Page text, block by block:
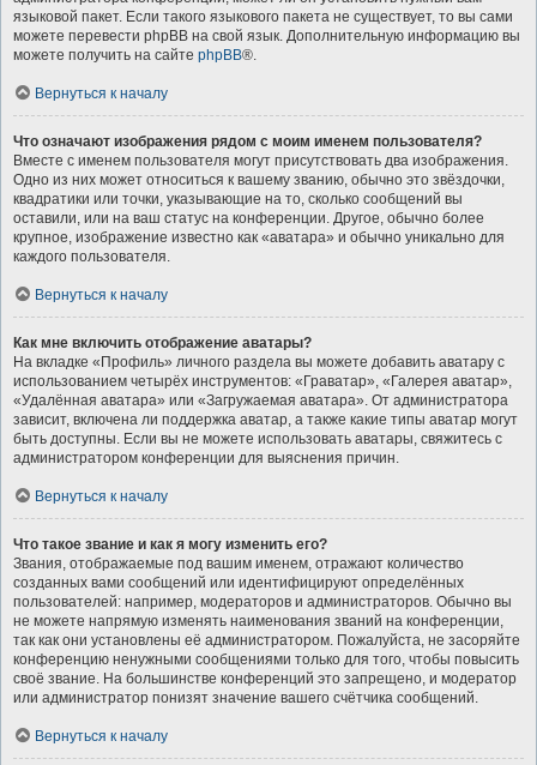
языковой пакет. Если такого языкового пакета не существует, то вы сами
можете перевести phpBB на свой язык. Дополнительную информацию вы
можете получить на сайте phpBB®.
Вернуться к началу
Что означают изображения рядом с моим именем пользователя?
Вместе с именем пользователя могут присутствовать два изображения.
Одно из них может относиться к вашему званию, обычно это звёздочки,
квадратики или точки, указывающие на то, сколько сообщений вы
оставили, или на ваш статус на конференции. Другое, обычно более
крупное, изображение известно как «аватара» и обычно уникально для
каждого пользователя.
Вернуться к началу
Как мне включить отображение аватары?
На вкладке «Профиль» личного раздела вы можете добавить аватару с
использованием четырёх инструментов: «Граватар», «Галерея аватар»,
«Удалённая аватара» или «Загружаемая аватара». От администратора
зависит, включена ли поддержка аватар, а также какие типы аватар могут
быть доступны. Если вы не можете использовать аватары, свяжитесь с
администратором конференции для выяснения причин.
Вернуться к началу
Что такое звание и как я могу изменить его?
Звания, отображаемые под вашим именем, отражают количество
созданных вами сообщений или идентифицируют определённых
пользователей: например, модераторов и администраторов. Обычно вы
не можете напрямую изменять наименования званий на конференции,
так как они установлены её администратором. Пожалуйста, не засоряйте
конференцию ненужными сообщениями только для того, чтобы повысить
своё звание. На большинстве конференций это запрещено, и модератор
или администратор понизят значение вашего счётчика сообщений.
Вернуться к началу